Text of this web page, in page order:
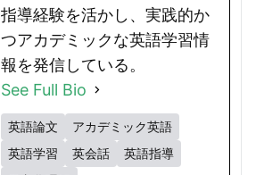
指導経験を活かし、実践的か
つアカデミックな英語学習情
報を発信している。
See Full Bio
英語論文
アカデミック英語
英語学習
英会話
英語指導